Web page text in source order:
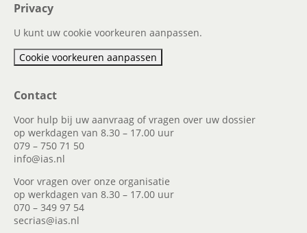
Privacy
U kunt uw cookie voorkeuren aanpassen.
Cookie voorkeuren aanpassen
Contact
Voor hulp bij uw aanvraag of vragen over uw dossier
op werkdagen van 8.30 – 17.00 uur
079 – 750 71 50
info@ias.nl
Voor vragen over onze organisatie
op werkdagen van 8.30 – 17.00 uur
070 – 349 97 54
secrias@ias.nl